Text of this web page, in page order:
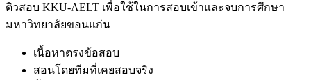
ติวสอบ KKU-AELT เพื่อใช้ในการสอบเข้าและจบการศึกษา
มหาวิทยาลัยขอนแก่น
เนื้อหาตรงข้อสอบ
สอนโดยทีมที่เคยสอบจริง